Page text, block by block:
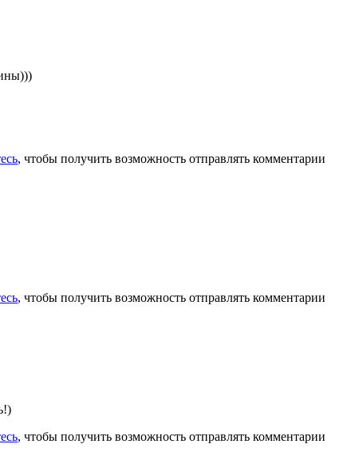
, чтобы получить возможность отправлять комментарии
, чтобы получить возможность отправлять комментарии
, чтобы получить возможность отправлять комментарии